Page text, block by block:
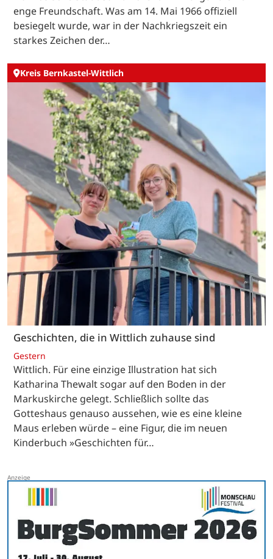
enge Freundschaft. Was am 14. Mai 1966 offiziell
besiegelt wurde, war in der Nachkriegszeit ein
starkes Zeichen der…
Kreis Bernkastel-Wittlich
Geschichten, die in Wittlich zuhause sind
Gestern
Wittlich. Für eine einzige Illustration hat sich
Katharina Thewalt sogar auf den Boden in der
Markuskirche gelegt. Schließlich sollte das
Gotteshaus genauso aussehen, wie es eine kleine
Maus erleben würde – eine Figur, die im neuen
Kinderbuch »Geschichten für…